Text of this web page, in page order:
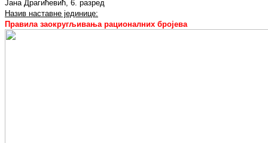
Јана Драгићевић, 6. разред
Назив наставне јединице:
Правила заокругљивања рационалних бројева